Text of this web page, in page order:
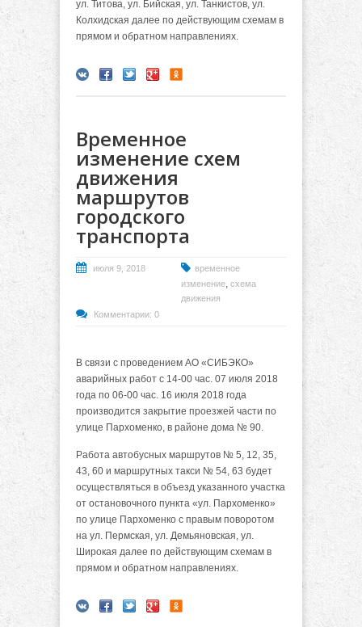
ул. Титова, ул. Бийская, ул. Танкистов, ул.
Колхидская далее по действующим схемам в
прямом и обратном направлениях.
Временное
изменение схем
движения
маршрутов
городского
транспорта
июля 9, 2018
временное
изменение, схема
движения
Комментарии: 0
В связи с проведением АО «СИБЭКО»
аварийных работ с 14-00 час. 07 июля 2018
года по 06-00 час. 16 июля 2018 года
производится закрытие проезжей части по
улице Пархоменко, в районе дома № 90.
Работа автобусных маршрутов № 5, 12, 35,
43, 60 и маршрутных такси № 54, 63 будет
осуществляться в объезд указанного участка
от остановочного пункта «ул. Пархоменко»
по улице Пархоменко с правым поворотом
на ул. Пермская, ул. Демьяновская, ул.
Широкая далее по действующим схемам в
прямом и обратном направлениях.